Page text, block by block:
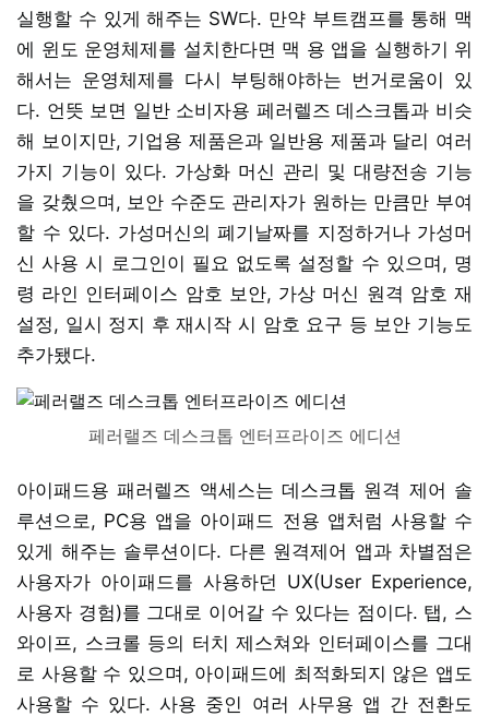
실행할 수 있게 해주는 SW다. 만약 부트캠프를 통해 맥
에 윈도 운영체제를 설치한다면 맥 용 앱을 실행하기 위
해서는 운영체제를 다시 부팅해야하는 번거로움이 있
다. 언뜻 보면 일반 소비자용 페러렐즈 데스크톱과 비슷
해 보이지만, 기업용 제품은과 일반용 제품과 달리 여러
가지 기능이 있다. 가상화 머신 관리 및 대량전송 기능
을 갖췄으며, 보안 수준도 관리자가 원하는 만큼만 부여
할 수 있다. 가성머신의 폐기날짜를 지정하거나 가성머
신 사용 시 로그인이 필요 없도록 설정할 수 있으며, 명
령 라인 인터페이스 암호 보안, 가상 머신 원격 암호 재
설정, 일시 정지 후 재시작 시 암호 요구 등 보안 기능도
추가됐다.
페러랠즈 데스크톱 엔터프라이즈 에디션
아이패드용 패러렐즈 액세스는 데스크톱 원격 제어 솔
루션으로, PC용 앱을 아이패드 전용 앱처럼 사용할 수
있게 해주는 솔루션이다. 다른 원격제어 앱과 차별점은
사용자가 아이패드를 사용하던 UX(User Experience,
사용자 경험)를 그대로 이어갈 수 있다는 점이다. 탭, 스
와이프, 스크롤 등의 터치 제스쳐와 인터페이스를 그대
로 사용할 수 있으며, 아이패드에 최적화되지 않은 앱도
사용할 수 있다. 사용 중인 여러 사무용 앱 간 전환도